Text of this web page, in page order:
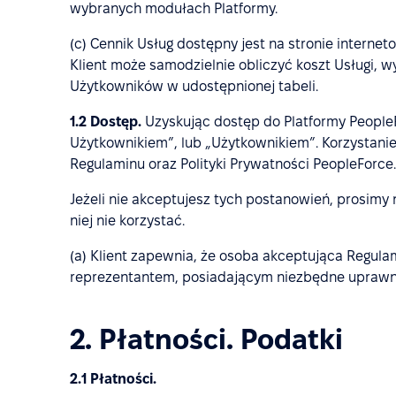
wybranych modułach Platformy.
(c) Cennik Usług dostępny jest na stronie
Klient może samodzielnie obliczyć koszt Usługi,
Użytkowników w udostępnionej tabeli.
1.2 Dostęp. Uzyskując dostęp do Platformy
Użytkownikiem”, lub „Użytkownikiem”.
Regulaminu oraz Polityki Prywatności PeopleForce.
Jeżeli nie akceptujesz tych postanowień,
niej nie korzystać.
(a) Klient zapewnia, że osoba akceptująca
reprezentantem, posiadającym niezbędne
2. Płatności. Podatki
2.1 Płatności.